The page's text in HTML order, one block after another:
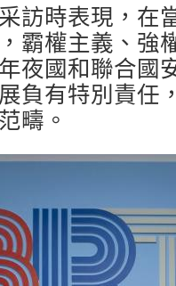
訪時表現，在
霸權主義、強
夜國和聯合國
負有特別責任
疇。